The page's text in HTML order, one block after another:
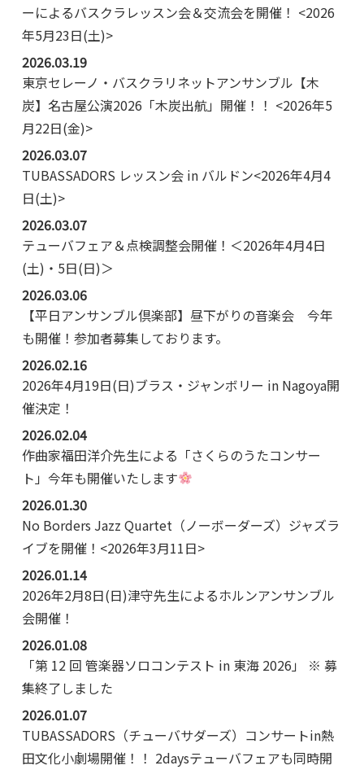
ーによるバスクラレッスン会＆交流会を開催！ <2026
年5月23日(土)>
2026.03.19
東京セレーノ・バスクラリネットアンサンブル【木
炭】名古屋公演2026「木炭出航」開催！！ <2026年5
月22日(金)>
2026.03.07
TUBASSADORS レッスン会 in バルドン<2026年4月4
日(土)>
2026.03.07
テューバフェア＆点検調整会開催！＜2026年4月4日
(土)・5日(日)＞
2026.03.06
【平日アンサンブル倶楽部】昼下がりの音楽会 今年
も開催！参加者募集しております。
2026.02.16
2026年4月19日(日)ブラス・ジャンボリー in Nagoya開
催決定！
2026.02.04
作曲家福田洋介先生による「さくらのうたコンサー
ト」今年も開催いたします
2026.01.30
No Borders Jazz Quartet（ノーボーダーズ）ジャズラ
イブを開催！<2026年3月11日>
2026.01.14
2026年2月8日(日)津守先生によるホルンアンサンブル
会開催！
2026.01.08
「第 12 回 管楽器ソロコンテスト in 東海 2026」 ※ 募
集終了しました
2026.01.07
TUBASSADORS（チューバサダーズ）コンサートin熱
田文化小劇場開催！！ 2daysテューバフェアも同時開